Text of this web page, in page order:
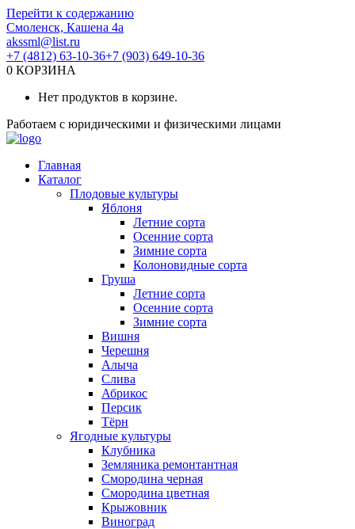
Перейти к содержанию
Смоленск, Кашена 4а
akssml@list.ru
+7 (4812) 63-10-36+7 (903) 649-10-36
0 КОРЗИНА
Нет продуктов в корзине.
Работаем с юридическими и физическими лицами
Главная
Каталог
Плодовые культуры
Яблоня
Летние сорта
Осенние сорта
Зимние сорта
Колоновидные сорта
Груша
Летние сорта
Осенние сорта
Зимние сорта
Вишня
Черешня
Алыча
Слива
Абрикос
Персик
Тёрн
Ягодные культуры
Клубника
Земляника ремонтантная
Смородина черная
Смородина цветная
Крыжовник
Виноград